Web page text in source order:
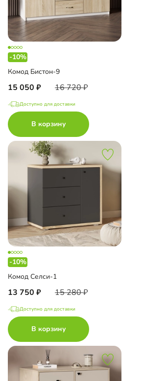
-10%
Комод Бистон-9
15 050 16 720
Доступно для доставки
В корзину
-10%
Комод Селси-1
13 750 15 280
Доступно для доставки
В корзину